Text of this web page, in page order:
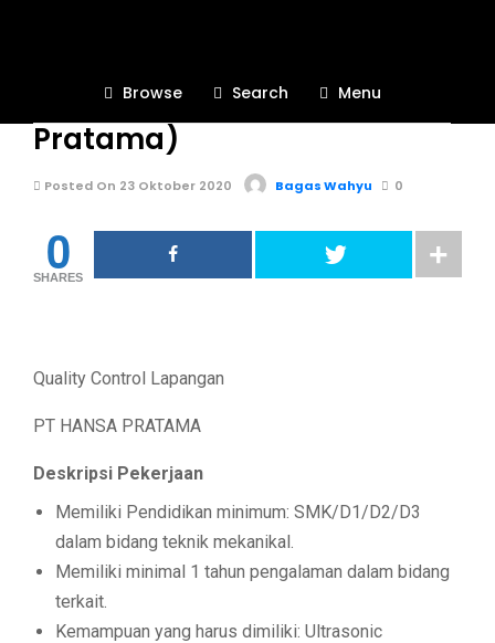
Browse Search Menu
INFO LOKER (PT Hansa
Pratama)
Posted On 23 Oktober 2020 Bagas Wahyu 0
0
SHARES
Quality Control Lapangan
PT HANSA PRATAMA
Deskripsi Pekerjaan
Memiliki Pendidikan minimum: SMK/D1/D2/D3
dalam bidang teknik mekanikal.
Memiliki minimal 1 tahun pengalaman dalam bidang
terkait.
Kemampuan yang harus dimiliki: Ultrasonic